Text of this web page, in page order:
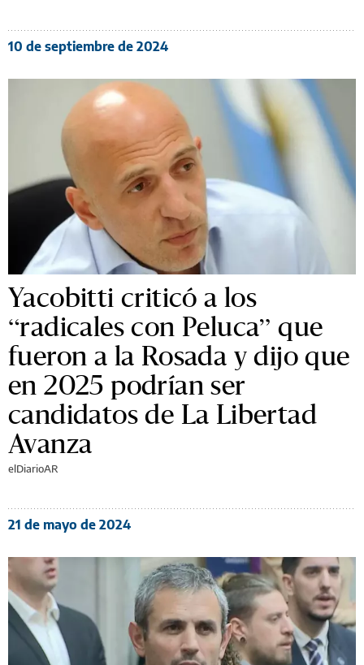
10 de septiembre de 2024
Yacobitti criticó a los
“radicales con Peluca” que
fueron a la Rosada y dijo que
en 2025 podrían ser
candidatos de La Libertad
Avanza
elDiarioAR
21 de mayo de 2024